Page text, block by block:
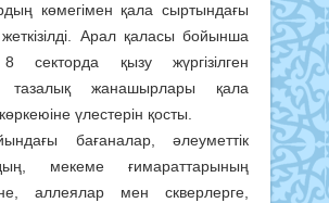
көмегімен қала сыртындағы
Арал қаласы бойынша
секторда қызу жүргізілген
тазалық жанашырлары қала
үлестерін қосты.
бағаналар, әлеуметтік
мекеме ғимараттарының
аллеялар мен скверлерге,